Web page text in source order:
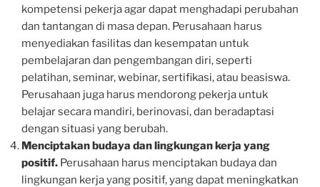
kompetensi pekerja agar dapat menghadapi perubahan
dan tantangan di masa depan. Perusahaan harus
menyediakan fasilitas dan kesempatan untuk
pembelajaran dan pengembangan diri, seperti
pelatihan, seminar, webinar, sertifikasi, atau beasiswa.
Perusahaan juga harus mendorong pekerja untuk
belajar secara mandiri, berinovasi, dan beradaptasi
dengan situasi yang berubah.
Menciptakan budaya dan lingkungan kerja yang
positif. Perusahaan harus menciptakan budaya dan
lingkungan kerja yang positif, yang dapat meningkatkan